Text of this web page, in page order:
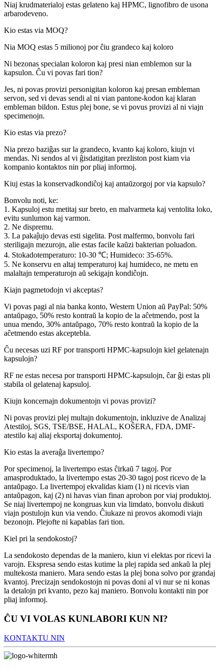
Niaj krudmaterialoj estas gelateno kaj HPMC, lignofibro de usona
arbarodeveno.
Kio estas via MOQ?
Nia MOQ estas 5 milionoj por ĉiu grandeco kaj koloro
Ni bezonas specialan koloron kaj presi nian emblemon sur la
kapsulon. Ĉu vi povas fari tion?
Jes, ni povas provizi personigitan koloron kaj presan embleman
servon, sed vi devas sendi al ni vian pantone-kodon kaj klaran
embleman bildon. Estus plej bone, se vi povus provizi al ni viajn
specimenojn.
Kio estas via prezo?
Nia prezo baziĝas sur la grandeco, kvanto kaj koloro, kiujn vi
mendas. Ni sendos al vi ĝisdatigitan prezliston post kiam via
kompanio kontaktos nin por pliaj informoj.
Kiuj estas la konservadkondiĉoj kaj antaŭzorgoj por via kapsulo?
Bonvolu noti, ke:
1. Kapsuloj estu metitaj sur breto, en malvarmeta kaj ventolita loko,
evitu sunlumon kaj varmon.
2. Ne dispremu.
3. La pakaĵujo devas esti sigelita. Post malfermo, bonvolu fari
steriligajn mezurojn, alie estas facile kaŭzi bakterian poluadon.
4. Stokadotemperaturo: 10-30 ℃; Humideco: 35-65%.
5. Ne konservu en altaj temperaturoj kaj humideco, ne metu en
malaltajn temperaturojn aŭ sekigajn kondiĉojn.
Kiajn pagmetodojn vi akceptas?
Vi povas pagi al nia banka konto, Western Union aŭ PayPal: 50%
antaŭpago, 50% resto kontraŭ la kopio de la aĉetmendo, post la
unua mendo, 30% antaŭpago, 70% resto kontraŭ la kopio de la
aĉetmendo estas akceptebla.
Ĉu necesas uzi RF por transporti HPMC-kapsulojn kiel gelatenajn
kapsulojn?
RF ne estas necesa por transporti HPMC-kapsulojn, ĉar ĝi estas pli
stabila ol gelatenaj kapsuloj.
Kiujn koncernajn dokumentojn vi povas provizi?
Ni povas provizi plej multajn dokumentojn, inkluzive de Analizaj
Atestiloj, SGS, TSE/BSE, HALAL, KOŜERA, FDA, DMF-
atestilo kaj aliaj eksportaj dokumentoj.
Kio estas la averaĝa livertempo?
Por specimenoj, la livertempo estas ĉirkaŭ 7 tagoj. Por
amasproduktado, la livertempo estas 20-30 tagoj post ricevo de la
antaŭpago. La livertempoj ekvalidas kiam (1) ni ricevis vian
antaŭpagon, kaj (2) ni havas vian finan aprobon por viaj produktoj.
Se niaj livertempoj ne kongruas kun via limdato, bonvolu diskuti
viajn postulojn kun via vendo. Ĉiukaze ni provos akomodi viajn
bezonojn. Plejofte ni kapablas fari tion.
Kiel pri la sendokostoj?
La sendokosto dependas de la maniero, kiun vi elektas por ricevi la
varojn. Ekspresa sendo estas kutime la plej rapida sed ankaŭ la plej
multekosta maniero. Mara sendo estas la plej bona solvo por grandaj
kvantoj. Precizajn sendokostojn ni povas doni al vi nur se ni konas
la detalojn pri kvanto, pezo kaj maniero. Bonvolu kontakti nin por
pliaj informoj.
ĈU VI VOLAS KUNLABORI KUN NI?
KONTAKTU NIN